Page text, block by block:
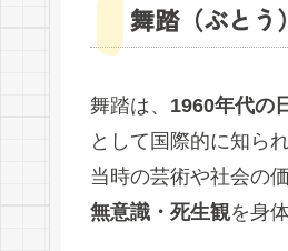
舞踏（ぶとう
舞踏は、 1960年代の
として国際的に知ら
当時の芸術や社会の
無意識・死生観を身